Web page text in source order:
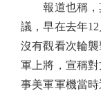
報道也稱，
議，早在去年
沒有觀看次輪
軍上將，宣稱
事美軍軍機當